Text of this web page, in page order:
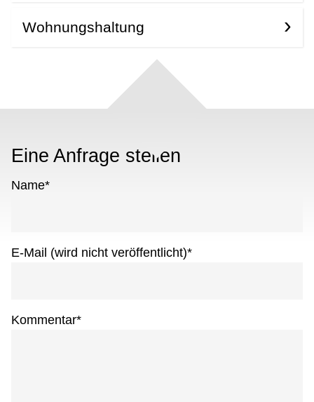
Wohnungshaltung
Eine Anfrage stellen
Name*
E-Mail (wird nicht veröffentlicht)*
Kommentar*